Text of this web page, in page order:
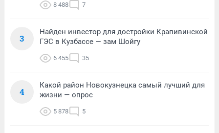
8 488 7
3
Найден инвестор для достройки Крапивинской
ГЭС в Кузбассе — зам Шойгу
6 455 35
4
Какой район Новокузнецка самый лучший для
жизни — опрос
5 878 5